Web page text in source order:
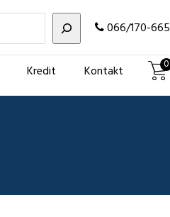
066/170-665
Kredit Kontakt 0